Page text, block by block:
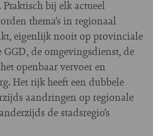
bij elk actueel
thema’s in regionaal
eigenlijk nooit op provinciale
GGD, de omgevingsdienst, de
openbaar vervoer en
Het rijk heeft een dubbele
aandringen op regionale
de stadsregio’s